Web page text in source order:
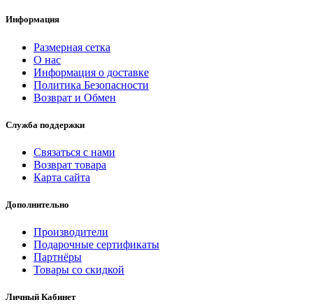
Информация
Размерная сетка
О нас
Информация о доставке
Политика Безопасности
Возврат и Обмен
Служба поддержки
Связаться с нами
Возврат товара
Карта сайта
Дополнительно
Производители
Подарочные сертификаты
Партнёры
Товары со скидкой
Личный Кабинет